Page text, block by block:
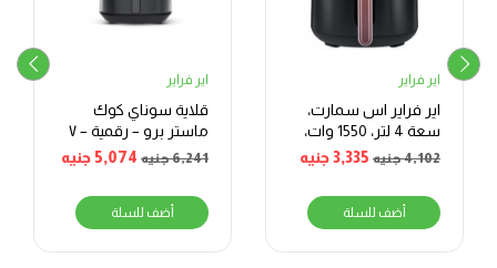
اير فراير
اير فراير اس سمارت،
سعة 4 لتر، 1550 وات،
اسود – SAF272TB
4,102جنيه 3,335جنيه
أضف للسلة
اير فراير
قلاية سوناي كوك
ماستر برو – رقمية – ٧
لتر، أسود
6,241جنيه 5,074جنيه
أضف للسلة